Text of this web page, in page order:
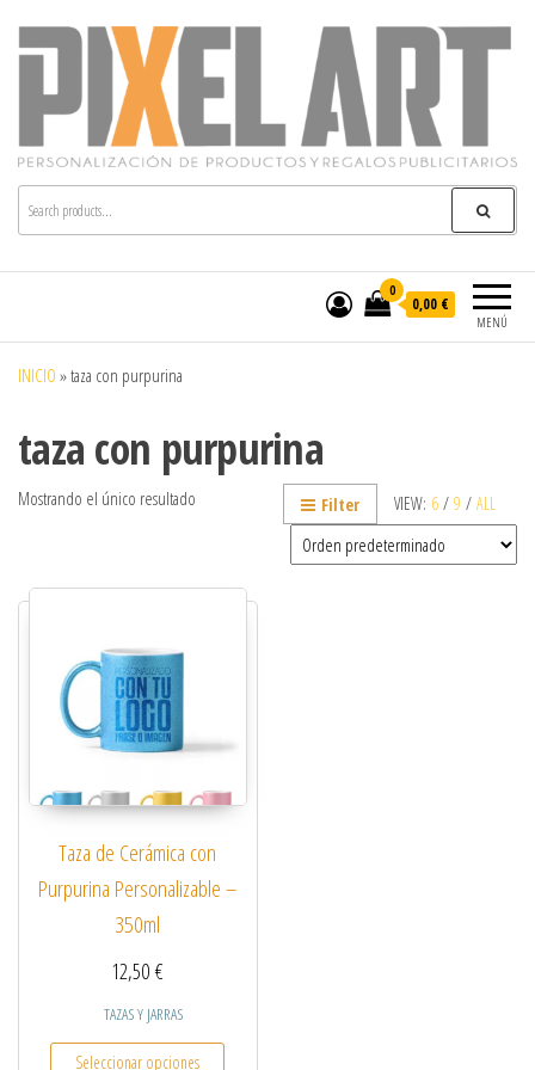
Pixelart
Especialistas en textil publicitario y regalos
personalizados en móstoles
MENÚ
0
0,00 €
INICIO »taza con purpurina
taza con purpurina
VIEW: 6 / 9 / ALL
Filter
Mostrando el único resultado
Taza de Cerámica con
Purpurina Personalizable –
350ml
12,50€
TAZAS Y JARRAS
Seleccionar opciones
Este producto tiene múltiples variantes. Las